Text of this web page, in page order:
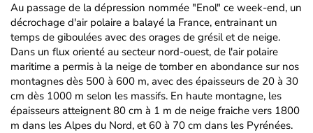
Au passage de la dépression nommée "Enol" ce week-end, un
décrochage d'air polaire a balayé la France, entrainant un
temps de giboulées avec des orages de grésil et de neige.
Dans un flux orienté au secteur nord-ouest, de l'air polaire
maritime a permis à la neige de tomber en abondance sur nos
montagnes dès 500 à 600 m, avec des épaisseurs de 20 à 30
cm dès 1000 m selon les massifs. En haute montagne, les
épaisseurs atteignent 80 cm à 1 m de neige fraiche vers 1800
m dans les Alpes du Nord, et 60 à 70 cm dans les Pyrénées.